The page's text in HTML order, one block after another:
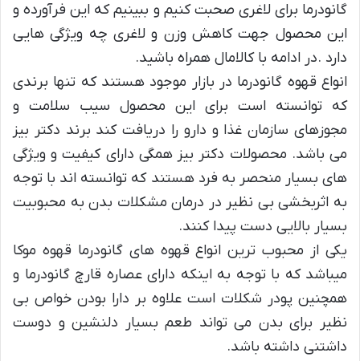
گانودرما برای لاغری صحبت کنیم و ببینیم که این فرآورده و
این محصول جهت کاهش وزن و لاغری چه ویژگی هایی
دارد .در ادامه با کالامال همراه باشید.
انواع قهوه گانودرما در بازار موجود هستند که تنها برندی
که توانسته است برای این محصول سیب سلامت و
مجوزهای سازمان غذا و دارو را دریافت کند برند دکتر بیز
می باشد. محصولات دکتر بیز همگی دارای کیفیت و ویژگی
های بسیار منحصر به فرد هستند که توانسته اند با توجه
به اثربخشی بی نظیر در درمان مشکلات بدن به محبوبیت
بسیار بالایی دست پیدا کنند.
یکی از محبوب ترین انواع قهوه های گانودرما قهوه موکا
میباشد که با توجه به اینکه دارای عصاره قارچ گانودرما و
همچنین پودر شکلات است علاوه بر دارا بودن خواص بی
نظیر برای بدن می تواند طعم بسیار دلنشین و دوست
داشتنی داشته باشد.